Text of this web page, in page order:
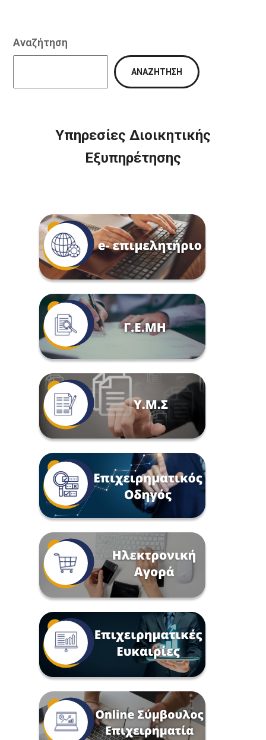
Αναζήτηση
ΑΝΑΖΉΤΗΣΗ
Υπηρεσίες Διοικητικής
Εξυπηρέτησης